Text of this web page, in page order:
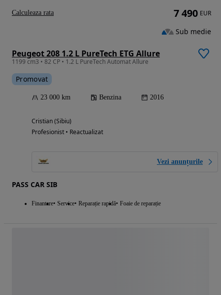
Peugeot 208 1.2 L PureTech ETG Allure
1199 cm3 • 82 CP • 1.2 L PureTech Automat Allure
Promovat
23 000 km Benzina 2016
Cristian (Sibiu)
Profesionist • Reactualizat
Vezi anunțurile
PASS CAR SIB
Finantare Service Reparație rapidă Foaie de reparație
7 490 EUR
Sub medie
Calculeaza rata